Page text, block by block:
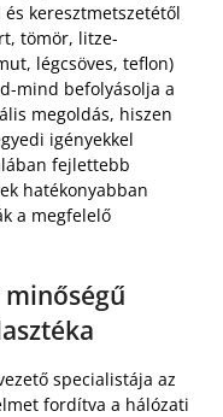
keresztmetszetétől
tömör, litze-
légcsöves, teflon)
mind befolyásolja a
megoldás, hiszen
igényekkel
fejlettebb
hatékonyabban
a megfelelő
minőségű
specialistája az
fordítva a hálózati